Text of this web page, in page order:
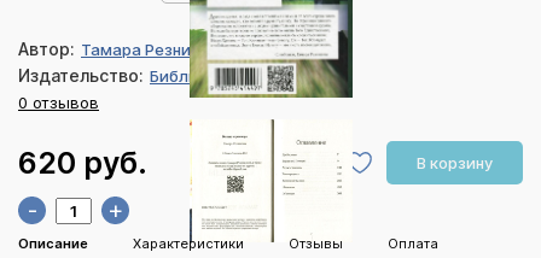
Автор: Тамара Резникова
Издательство: Библия для всех
0 отзывов
620 руб. В корзину
- +
Описание Характеристики Отзывы Оплата